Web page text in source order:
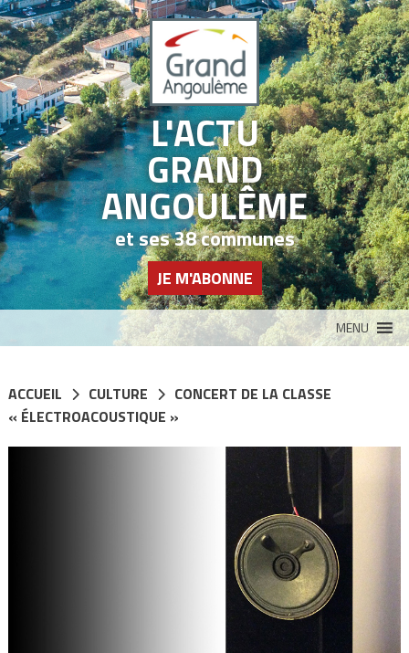
L'ACTU
GRAND
ANGOULÊME
et ses 38 communes
JE M'ABONNE
MENU
ACCUEIL CULTURE
CONCERT DE LA CLASSE
« ÉLECTROACOUSTIQUE »
Panneau de gestion des cookies